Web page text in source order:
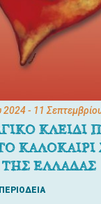
2024- 11
ΚΛΕΙΔΙ
ΕΛΛΑΔΑΣ
ΠΕΡΙΟΔΕΙΑ